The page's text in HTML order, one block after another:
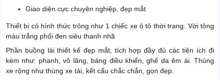
Giao diện cực chuyên nghiệp, đẹp mắt
Thiết bị có hình thức trông như 1 chiếc xe ô tô thời trang. Với tông
màu trắng phối đen siêu thanh nhã
Phần buồng lái thiết kế đẹp mắt, tích hợp đầy đủ các tiện ích đi
kèm như: phanh, vô lăng, bảng điều khiển, ghế da êm ái. Thùng
xe rộng như thùng xe tải, kết cấu chắc chắn, gọn đẹp.